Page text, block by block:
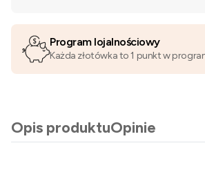
Program lojalnościowy
Każda złotówka to 1 punkt w
Opis produktuOpinie